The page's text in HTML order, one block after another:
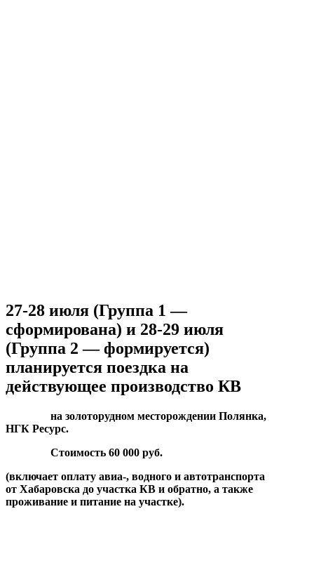
27-28 июля (Группа 1 —
сформирована) и 28-29 июля
(Группа 2 — формируется)
планируется поездка на
действующее производство КВ
на золоторудном месторождении Полянка,
НГК Ресурс.
Стоимость 60 000 руб.
(включает оплату авиа-, водного и автотранспорта
от Хабаровска до участка КВ и обратно, а также
проживание и питание на участке).